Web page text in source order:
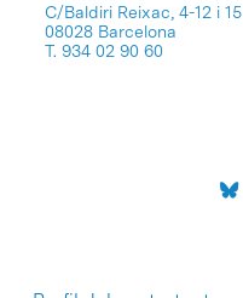
C/Baldiri Reixac, 4-12 i 15
08028 Barcelona
T. 934 02 90 60